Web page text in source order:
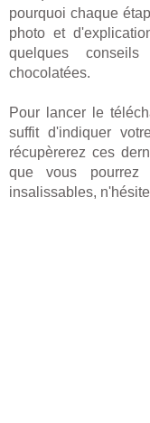
pourquoi chaque
photo et
quelques
chocolatées.
Pour lancer le
suffit d'indiquer
récupèrerez ces
que vous pourrez
insalissables,